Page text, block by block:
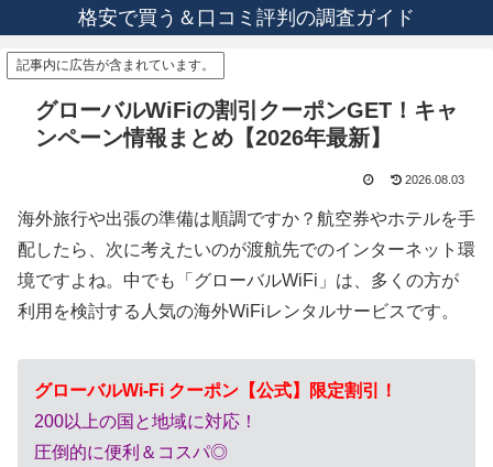
格安で買う＆口コミ評判の調査ガイド
記事内に広告が含まれています。
グローバルWiFiの割引クーポンGET！キャ
ンペーン情報まとめ【2026年最新】
2026.08.03
海外旅行や出張の準備は順調ですか？航空券やホテルを手
配したら、次に考えたいのが渡航先でのインターネット環
境ですよね。中でも「グローバルWiFi」は、多くの方が
利用を検討する人気の海外WiFiレンタルサービスです。
グローバルWi-Fi クーポン【公式】限定割引！
200以上の国と地域に対応！
圧倒的に便利＆コスパ◎